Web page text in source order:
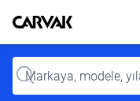
Kavak
Input